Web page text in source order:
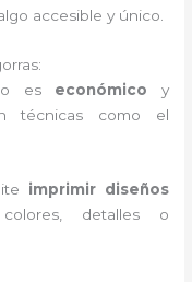
accesible y único.
es económico y
técnicas como el
imprimir diseños
detalles o